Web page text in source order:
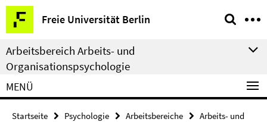
Springe
direkt
zu
Inhalt
Freie Universität Berlin
Service-
Navigation
Arbeitsbereich Arbeits- und
Organisationspsychologie
MENÜ
Startseite Psychologie Arbeitsbereiche
Arbeits- und